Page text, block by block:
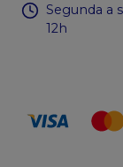
Segunda a
12h